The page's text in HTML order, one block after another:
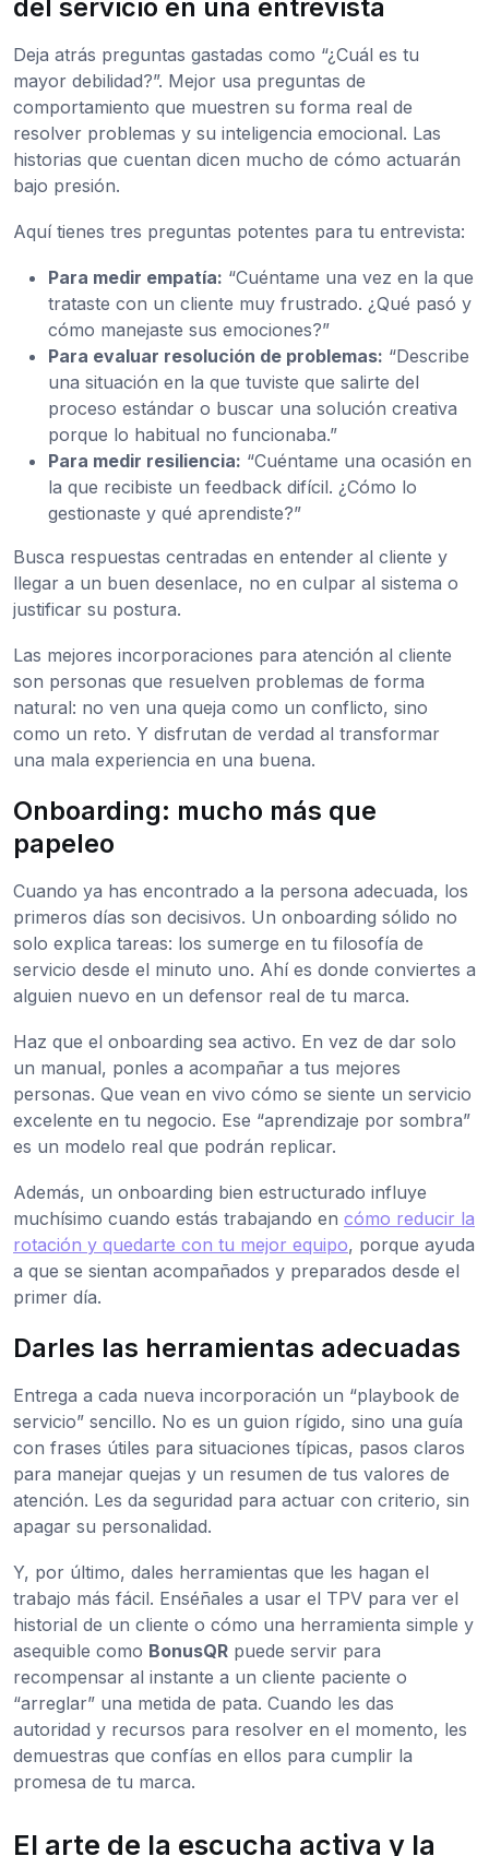
del servicio en una entrevista
Deja atrás preguntas gastadas como “¿Cuál es tu
mayor debilidad?”. Mejor usa preguntas de
comportamiento que muestren su forma real de
resolver problemas y su inteligencia emocional. Las
historias que cuentan dicen mucho de cómo actuarán
bajo presión.
Aquí tienes tres preguntas potentes para tu entrevista:
Para medir empatía: “Cuéntame una vez en la que
trataste con un cliente muy frustrado. ¿Qué pasó y
cómo manejaste sus emociones?”
Para evaluar resolución de problemas: “Describe
una situación en la que tuviste que salirte del
proceso estándar o buscar una solución creativa
porque lo habitual no funcionaba.”
Para medir resiliencia: “Cuéntame una ocasión en
la que recibiste un feedback difícil. ¿Cómo lo
gestionaste y qué aprendiste?”
Busca respuestas centradas en entender al cliente y
llegar a un buen desenlace, no en culpar al sistema o
justificar su postura.
Las mejores incorporaciones para atención al cliente
son personas que resuelven problemas de forma
natural: no ven una queja como un conflicto, sino
como un reto. Y disfrutan de verdad al transformar
una mala experiencia en una buena.
Onboarding: mucho más que
papeleo
Cuando ya has encontrado a la persona adecuada, los
primeros días son decisivos. Un onboarding sólido no
solo explica tareas: los sumerge en tu filosofía de
servicio desde el minuto uno. Ahí es donde conviertes a
alguien nuevo en un defensor real de tu marca.
Haz que el onboarding sea activo. En vez de dar solo
un manual, ponles a acompañar a tus mejores
personas. Que vean en vivo cómo se siente un servicio
excelente en tu negocio. Ese “aprendizaje por sombra”
es un modelo real que podrán replicar.
Además, un onboarding bien estructurado influye
muchísimo cuando estás trabajando en cómo reducir la
rotación y quedarte con tu mejor equipo, porque ayuda
a que se sientan acompañados y preparados desde el
primer día.
Darles las herramientas adecuadas
Entrega a cada nueva incorporación un “playbook de
servicio” sencillo. No es un guion rígido, sino una guía
con frases útiles para situaciones típicas, pasos claros
para manejar quejas y un resumen de tus valores de
atención. Les da seguridad para actuar con criterio, sin
apagar su personalidad.
Y, por último, dales herramientas que les hagan el
trabajo más fácil. Enséñales a usar el TPV para ver el
historial de un cliente o cómo una herramienta simple y
asequible como BonusQR puede servir para
recompensar al instante a un cliente paciente o
“arreglar” una metida de pata. Cuando les das
autoridad y recursos para resolver en el momento, les
demuestras que confías en ellos para cumplir la
promesa de tu marca.
El arte de la escucha activa y la